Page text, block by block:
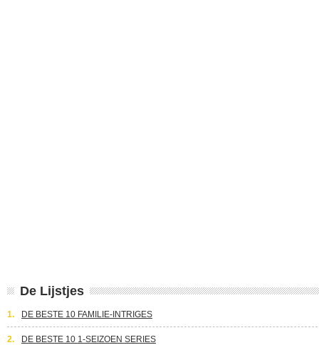
De Lijstjes
1. DE BESTE 10 FAMILIE-INTRIGES
2. DE BESTE 10 1-SEIZOEN SERIES